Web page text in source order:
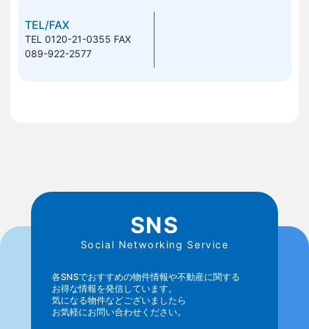
TEL/FAX
TEL 0120-21-0355 FAX
089-922-2577
SNS
Social Networking Service
各SNSでおすすめの物件情報や不動産に関する
お得な情報を発信しています。
気になる物件などございましたら
お気軽にお問い合わせください。